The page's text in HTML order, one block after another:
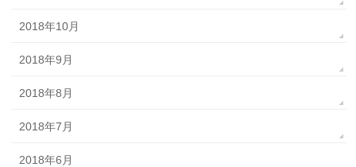
2018年10月
2018年9月
2018年8月
2018年7月
2018年6月